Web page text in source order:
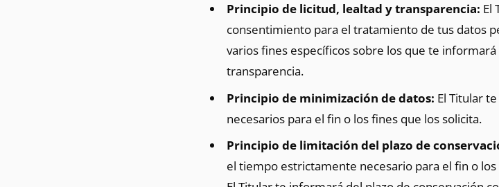
Principio de licitud, lealtad y transparencia: El
consentimiento para el tratamiento de tus datos
varios fines específicos sobre los que te
transparencia.
Principio de minimización de datos: El Titular
necesarios para el fin o los fines que los solicita.
Principio de limitación del plazo de
el tiempo estrictamente necesario para el fin o